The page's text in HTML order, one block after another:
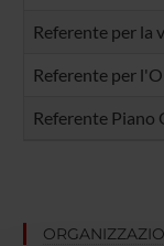
Referente per la
Referente per
Referente Piano